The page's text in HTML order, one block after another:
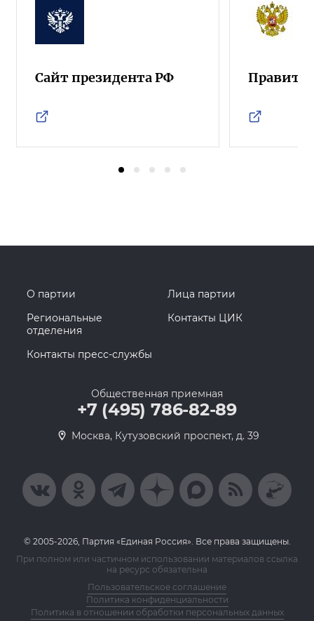
Сайт президента РФ
О партии
Лица партии
Региональные
отделения
Контакты ЦИК
Контакты пресс-службы
Общественная приемная
+7 (495) 786-82-89
Москва, Кутузовский проспект, д. 39
© 2005-2026, Партия «Единая Россия». Все права защищены.
При полном или частичном использовании материалов ссылка
на ресурс обязательна
Пользовательское соглашение
Политика конфиденциальности
Политика в отношении обработки персональных данных